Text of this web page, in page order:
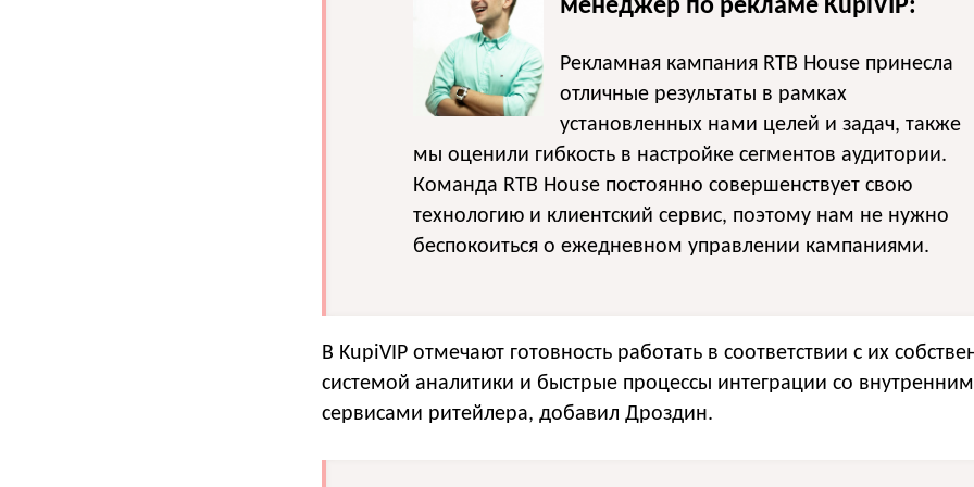
менеджер по рекламе KupiVIP:
Рекламная кампания RTB House принесла
отличные результаты в рамках
установленных нами целей и задач, также
мы оценили гибкость в настройке сегментов аудитории.
Команда RTB House постоянно совершенствует свою
технологию и клиентский сервис, поэтому нам не нужно
беспокоиться о ежедневном управлении кампаниями.
В KupiVIP отмечают готовность работать в соответствии с их
системой аналитики и быстрые процессы интеграции со
сервисами ритейлера, добавил Дроздин.